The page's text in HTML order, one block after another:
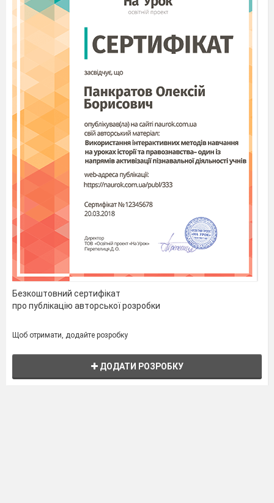
Безкоштовний сертифікат
про публікацію авторської розробки
Щоб отримати, додайте розробку
ДОДАТИ РОЗРОБКУ